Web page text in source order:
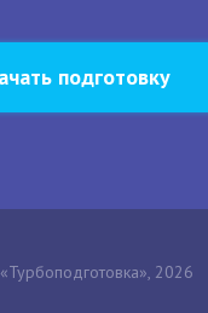
подготовку
2026